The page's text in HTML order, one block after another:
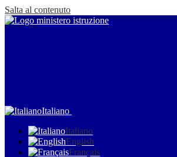
Salta al contenuto
Italiano
Italiano
English
Français